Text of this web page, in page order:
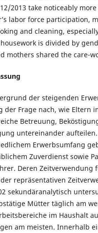
2013 take noticeably
labor force participation,
and cleaning,
is divided by
mothers shared the care-
der steigenden
der Frage nach, wie Eltern
Betreuung,
untereinander
Erwerbsumfang
Zuverdienst sowie
Deren Zeitverwendung
repräsentativen
sekundäranalytisch
Mütter täglich am
im Haushalt
am meisten. Innerhalb